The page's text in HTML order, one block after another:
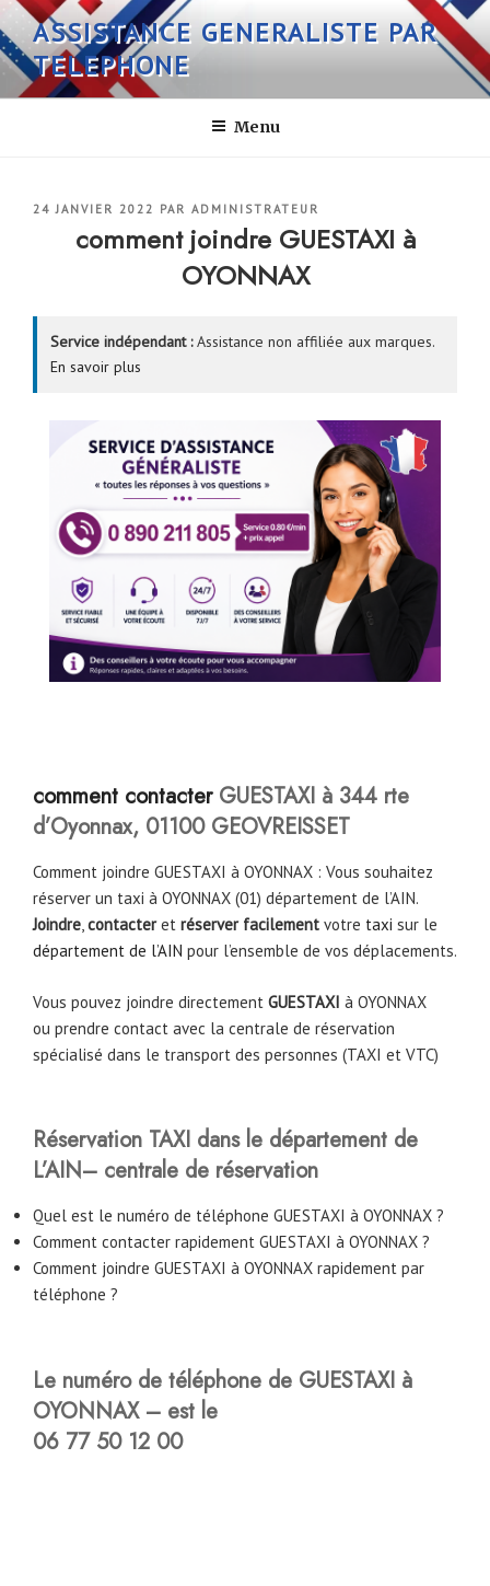
Aller
au
contenu
principal
ASSISTANCE GENERALISTE PAR
TELEPHONE
Menu
PUBLIÉ
24 JANVIER 2022 PAR ADMINISTRATEUR
comment joindre GUESTAXI à
OYONNAX
Service indépendant :Assistance non affiliée aux marques.
En savoir plus
comment contacter GUESTAXI à 344 rte
d’Oyonnax, 01100 GEOVREISSET
Comment joindre GUESTAXI à OYONNAX : Vous souhaitez
réserver un taxi à OYONNAX (01) département de l’AIN.
Joindre,contacteret réserver facilement votre taxi sur le
département de l’AIN pour l’ensemble de vos déplacements.
Vous pouvez joindre directement GUESTAXI à OYONNAX
ou prendre contact avec la centrale de réservation
spécialisé dans le transport des personnes (TAXI et VTC)
Réservation TAXI dans le département de
L’AIN– centrale de réservation
Quel est le numéro de téléphone GUESTAXI à OYONNAX ?
Comment contacter rapidement GUESTAXI à OYONNAX ?
Comment joindre GUESTAXI à OYONNAX rapidement par
téléphone ?
Le numéro de téléphone de GUESTAXI à
OYONNAX – est le
06 77 50 12 00